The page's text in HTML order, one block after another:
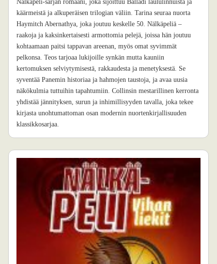
käärmeistä ja alkuperäisen trilogian väliin. Tarina seuraa nuorta
Haymitch Abernathya, joka joutuu keskelle 50. Nälkäpeliä –
raakoja ja kaksinkertaisesti armottomia pelejä, joissa hän joutuu
kohtaamaan paitsi tappavan areenan, myös omat syvimmät
pelkonsa. Teos tarjoaa lukijoille synkän mutta kauniin
kertomuksen selviytymisestä, rakkaudesta ja menetyksestä. Se
syventää Panemin historiaa ja hahmojen taustoja, ja avaa uusia
näkökulmia tuttuihin tapahtumiin. Collinsin mestarillinen kerronta
yhdistää jännityksen, surun ja inhimillisyyden tavalla, joka tekee
kirjasta unohtumattoman osan modernin nuortenkirjallisuuden
klassikkosarjaa.